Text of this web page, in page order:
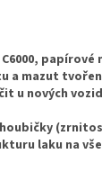
a mazut
u nových
laku na